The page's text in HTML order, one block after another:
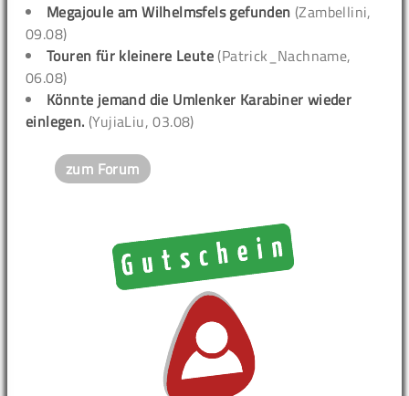
Megajoule am Wilhelmsfels gefunden (Zambellini,
09.08)
Touren für kleinere Leute (Patrick_Nachname,
06.08)
Könnte jemand die Umlenker Karabiner wieder
einlegen. (YujiaLiu, 03.08)
zum Forum